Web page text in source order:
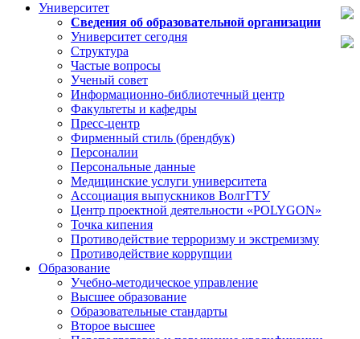
Университет
Сведения об образовательной организации
Университет сегодня
Структура
Частые вопросы
Ученый совет
Информационно-библиотечный центр
Факультеты и кафедры
Пресс-центр
Фирменный стиль (брендбук)
Персоналии
Персональные данные
Медицинские услуги университета
Ассоциация выпускников ВолгГТУ
Центр проектной деятельности «POLYGON»
Точка кипения
Противодействие терроризму и экстремизму
Противодействие коррупции
Образование
Учебно-методическое управление
Высшее образование
Образовательные стандарты
Второе высшее